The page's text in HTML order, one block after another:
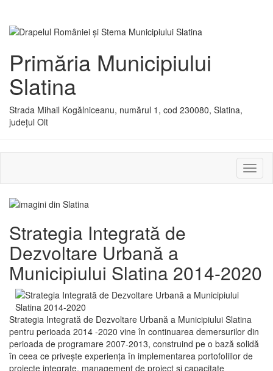
Primăria Municipiului
Slatina
Strada Mihail Kogălniceanu, numărul 1, cod 230080, Slatina,
județul Olt
sau
Strategia Integrată de
Dezvoltare Urbană a
Municipiului Slatina 2014-2020
Strategia Integrată de Dezvoltare Urbană a Municipiului Slatina
pentru perioada 2014 -2020 vine în continuarea demersurilor din
perioada de programare 2007-2013, construind pe o bază solidă
în ceea ce priveşte experienţa în implementarea portofoliilor de
proiecte integrate, management de proiect și capacitate